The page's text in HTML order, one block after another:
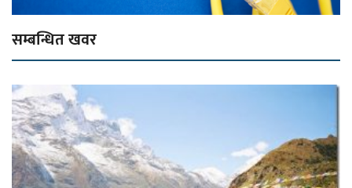
सम्बन्धित खवर